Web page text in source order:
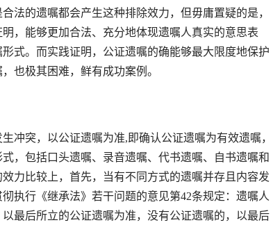
法的遗嘱都会产生这种排除效力，但毋庸置疑的是，
，能够更加合法、充分地体现遗嘱人真实的意思表
式。而实践证明，公证遗嘱的确能够最大限度地保护
也极其困难，鲜有成功案例。
突，以公证遗嘱为准,即确认公证遗嘱为有效遗嘱，
，包括口头遗嘱、录音遗嘱、代书遗嘱、自书遗嘱和
力比较上，首先，当有不同方式的遗嘱并存且内容发
执行《继承法》若干问题的意见第42条规定：遗嘱人
最后所立的公证遗嘱为准，没有公证遗嘱的，以最后